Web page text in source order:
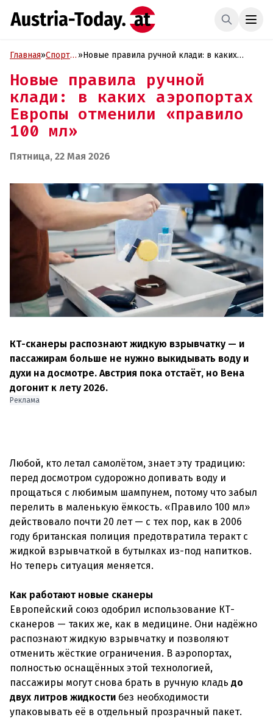
Главная»Спорт и »Новые правила ручной клади: в каких
мл»
Новые правила ручной
клади: в каких аэропортах
Европы отменили «правило
100 мл»
Пятница, 22 Мая 2026
КТ-сканеры распознают жидкую взрывчатку — и
пассажирам больше не нужно выкидывать воду и
духи на досмотре. Австрия пока отстаёт, но Вена
догонит к лету 2026.
Реклама
Любой, кто летал самолётом, знает эту традицию:
перед досмотром судорожно допивать воду и
прощаться с любимым шампунем, потому что забыл
перелить в маленькую ёмкость. «Правило 100 мл»
действовало почти 20 лет — с тех пор, как в 2006
году британская полиция предотвратила теракт с
жидкой взрывчаткой в бутылках из-под напитков.
Но теперь ситуация меняется.
Как работают новые сканеры
Европейский союз одобрил использование КТ-
сканеров — таких же, как в медицине. Они надёжно
распознают жидкую взрывчатку и позволяют
отменить жёсткие ограничения. В аэропортах,
полностью оснащённых этой технологией,
пассажиры могут снова брать в ручную кладь до
двух литров жидкости без необходимости
упаковывать её в отдельный прозрачный пакет.